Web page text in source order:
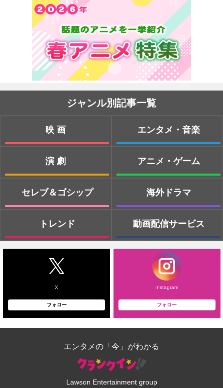
ジャンル別記事一覧
映画
演劇
セレブ＆ゴシップ
トレンド
エンタメ・音楽
アニメ・ゲーム
海外ドラマ
動画配信サービス
X
フォロー
Instagram
フォロー
エンタメの「今」がわかる
Lawson Entertainment group